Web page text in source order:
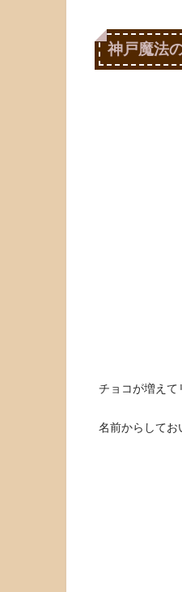
神戸魔法
チョコが増えて
名前からしてお